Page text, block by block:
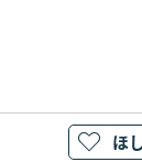
ほ